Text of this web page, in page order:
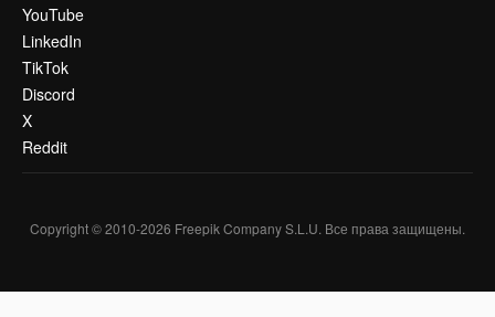
YouTube
LinkedIn
TikTok
Discord
X
Reddit
Copyright © 2010-2026 Freepik Company S.L.U. Все права защищены.